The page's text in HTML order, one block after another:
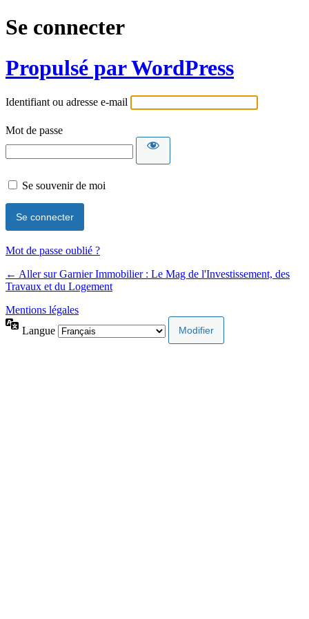
Se connecter
Propulsé par WordPress
Identifiant ou adresse e-mail
Mot de passe
Se souvenir de moi
Mot de passe oublié ?
← Aller sur Garnier Immobilier : Le Mag de l'Investissement, des
Travaux et du Logement
Mentions légales
Langue